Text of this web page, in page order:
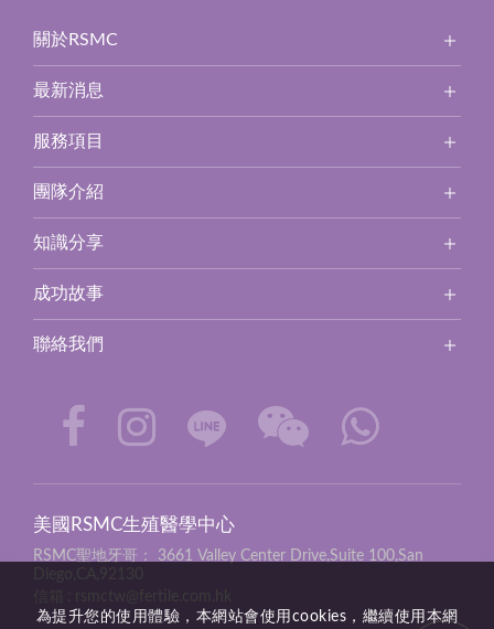
關於RSMC
最新消息
服務項目
團隊介紹
知識分享
成功故事
聯絡我們
美國RSMC生殖醫學中心
RSMC聖地牙哥：
3661 Valley Center Drive,Suite 100,San
Diego,CA,92130
信箱
rsmctw@fertile.com.hk
為提升您的使用體驗，本網站會使用cookies，繼續使用本網